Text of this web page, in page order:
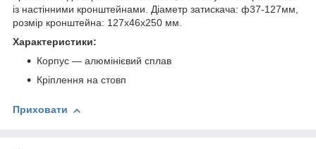
із настінними кронштейнами. Діаметр затискача: ф37-127мм,
розмір кронштейна: 127x46x250 мм.
Характеристики:
Корпус — алюмінієвий сплав
Кріплення на стовп
Приховати